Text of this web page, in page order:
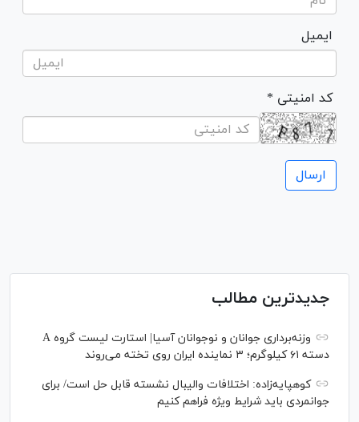
ایمیل
* کد امنیتی
جدیدترین مطالب
وزنه‌برداری جوانان و نوجوانان آسیا| استارت لیست گروه A
دسته ۶۱ کیلوگرم؛ ۳ نماینده ایران روی تخته می‌روند
کوهپایه‌زاده: اختلافات والیبال نشسته قابل حل است/ برای
جوانمردی باید شرایط ویژه فراهم کنیم